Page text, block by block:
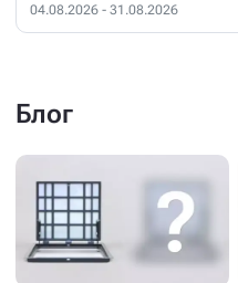
04.08.2026 - 31.08.2026
Блог